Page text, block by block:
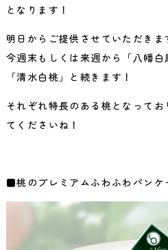
となります！
明日からご提供させていただきま
今週末もしくは来週から「八幡白
「清水白桃」と続きます！
それぞれ特長のある桃となって
てくださいね！
■桃のプレミアムふわふわパンケ